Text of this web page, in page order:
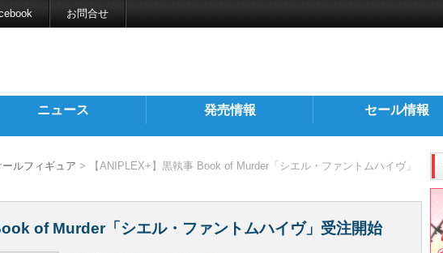
お問合せ
ニュース 発売情報 セール情報
ールフィギュア > 【ANIPLEX+】黒執事 Book of Murder「シエル・ファントムハイヴ」
of Murder「シエル・ファントムハイヴ」受注開始